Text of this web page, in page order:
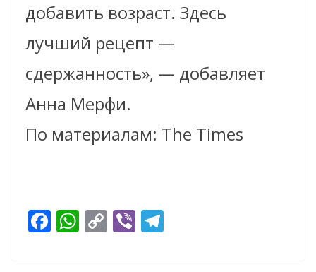
добавить возраст. Здесь
лучший рецепт —
сдержанность», — добавляет
Анна Мерфи.
По материалам: The Times
F W C Vi